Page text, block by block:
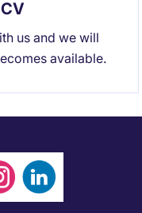
us and we will
available.